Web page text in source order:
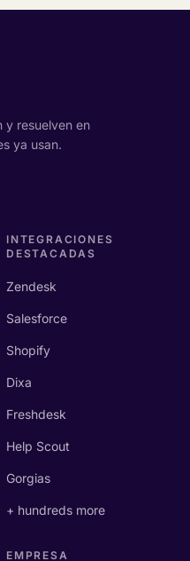
y resuelven en
ya usan.
INTEGRACIONES
DESTACADAS
Zendesk
Salesforce
Shopify
Dixa
Freshdesk
Help Scout
Gorgias
+ hundreds more
EMPRESA